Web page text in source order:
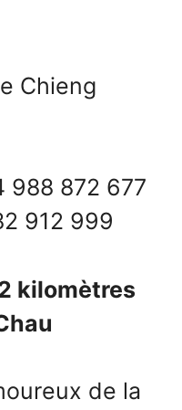
Chieng
988 872 677
912 999
kilomètres
de la